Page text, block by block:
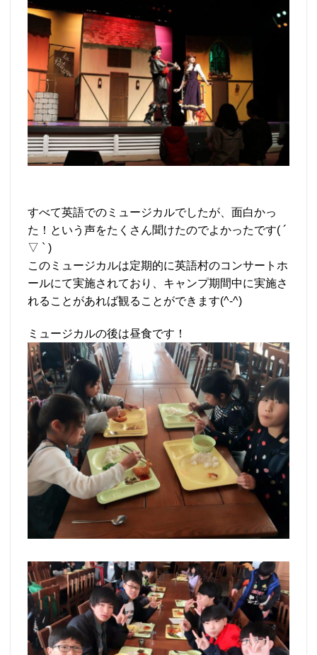
すべて英語でのミュージカルでしたが、面白かっ
た！という声をたくさん聞けたのでよかったです( ´
▽ ` )
このミュージカルは定期的に英語村のコンサートホ
ールにて実施されており、キャンプ期間中に実施さ
れることがあれば観ることができます(^-^)
ミュージカルの後は昼食です！